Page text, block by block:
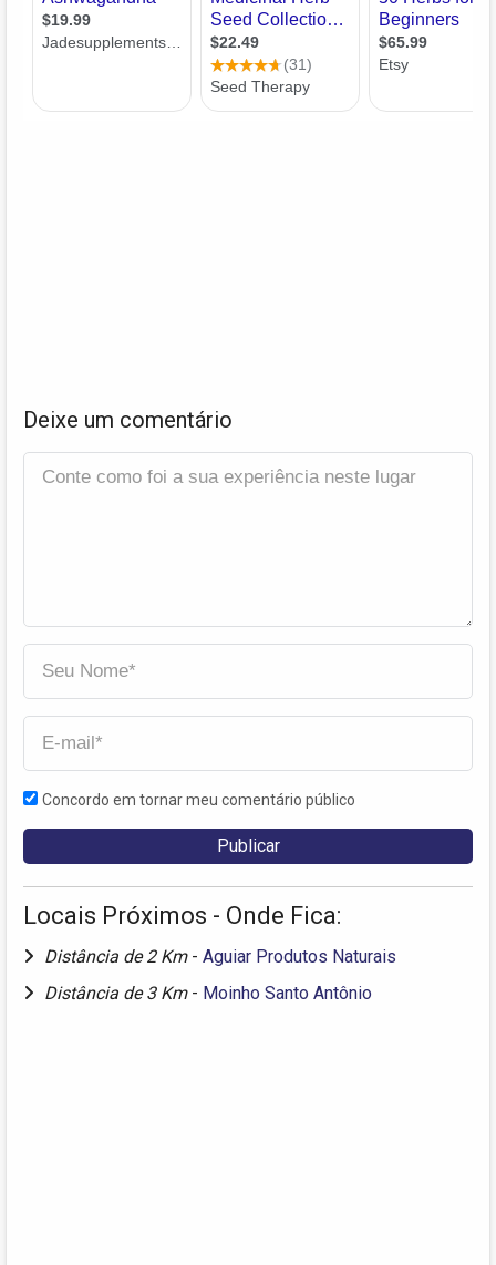
Deixe um comentário
Concordo em tornar meu comentário público
Locais Próximos - Onde Fica:
Distância de 2 Km - Aguiar Produtos Naturais
Distância de 3 Km - Moinho Santo Antônio